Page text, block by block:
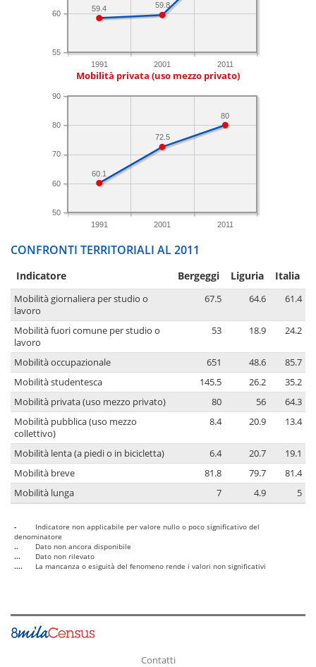
1991 2001 2011
55
60
59.8
59.4
Mobilità privata (uso mezzo privato)
1991 2001 2011
50
60
70
80
90
80
72.5
60.1
CONFRONTI TERRITORIALI AL 2011
Indicatore Bergeggi Liguria Italia
Mobilità giornaliera per studio o
lavoro
67.5 64.6 61.4
Mobilità fuori comune per studio o
lavoro
53 18.9 24.2
Mobilità occupazionale 651 48.6
85.7
Mobilità studentesca
145.5 26.2
35.2
Mobilità privata (uso mezzo privato)
80 56
64.3
Mobilità pubblica (uso mezzo
collettivo)
8.4 20.9 13.4
Mobilità lenta (a piedi o in bicicletta) 6.4 20.7
19.1
Mobilità breve
81.8 79.7
81.4
Mobilità lunga
7 4.9 5
-
Indicatore non applicabile per valore nullo o poco significativo del
denominatore
..
Dato non ancora disponibile
...
Dato non rilevato
....
La mancanza o esiguità del fenomeno rende i valori non significativi
Contatti